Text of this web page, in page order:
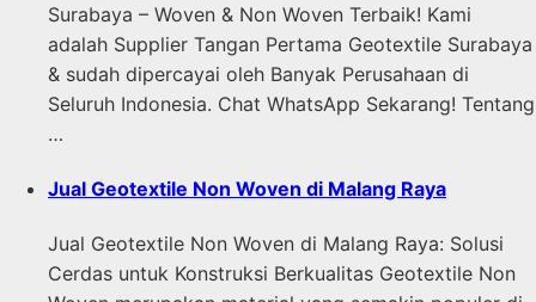
Surabaya – Woven & Non Woven Terbaik! Kami
adalah Supplier Tangan Pertama Geotextile Surabaya
& sudah dipercayai oleh Banyak Perusahaan di
Seluruh Indonesia. Chat WhatsApp Sekarang! Tentang
…
Jual Geotextile Non Woven di Malang Raya
Jual Geotextile Non Woven di Malang Raya: Solusi
Cerdas untuk Konstruksi Berkualitas Geotextile Non